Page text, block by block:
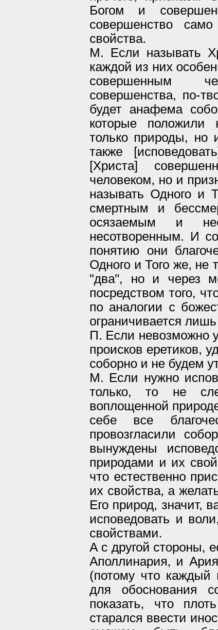
Богом и
совершенство
свойства.
М. Если называть
каждой из них
совершенным
совершенства, по-
будет анафема
которые положили
только природы, но
также
[Христа]
человеком, но и
называть Одного и
смертным и
осязаемым и
несотворенным. И
понятию они
Одного и Того же, не
"два", но и через
посредством того,
по аналогии с
ограничивается
П. Если невозможно
происков еретиков,
соборно и не будем
М. Если нужно
только, то не
воплощенной
себе все
провозгласили
вынуждены
природами и их
что естественно
их свойства, а
Его природ, значит,
исповедовать и
свойствами.
А с другой стороны,
Аполлинария, и
(потому что каждый
для обоснования
показать, что
старался ввести